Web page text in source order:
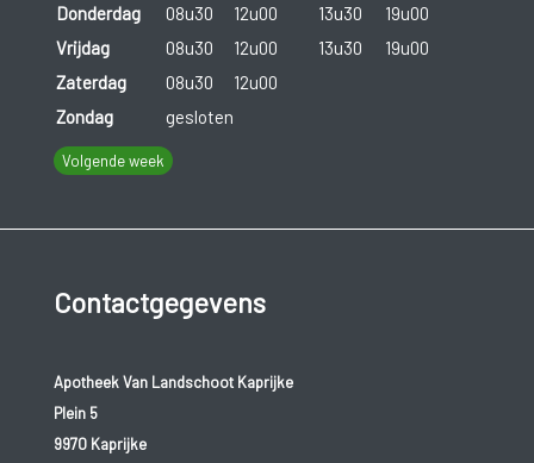
Donderdag
08u30 12u00 13u30
19u00
Vrijdag
08u30 12u00 13u30
19u00
Zaterdag
08u30
12u00
Zondag
gesloten
Volgende week
Contactgegevens
Apotheek Van Landschoot Kaprijke
Plein 5
9970 Kaprijke